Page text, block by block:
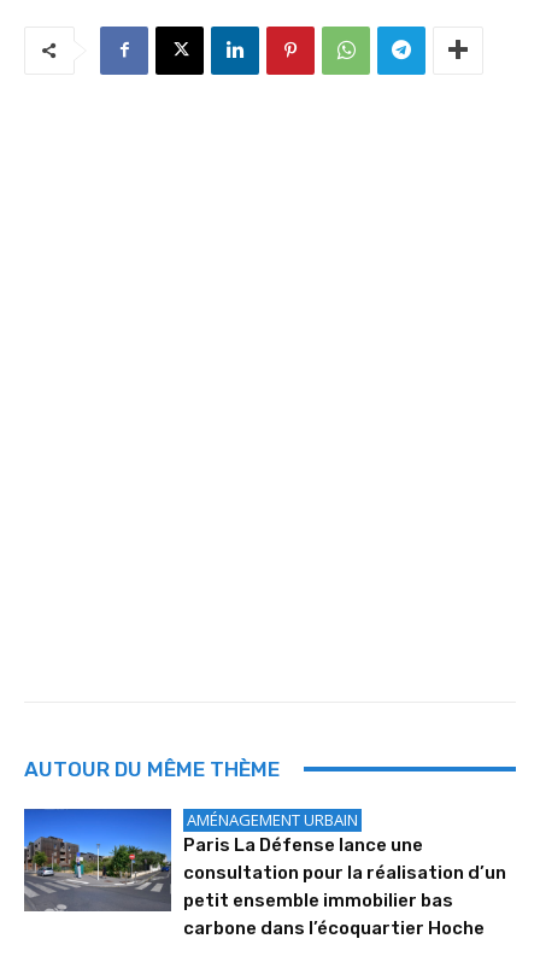
AUTOUR DU MÊME THÈME
AMÉNAGEMENT URBAIN
Paris La Défense lance une
consultation pour la réalisation d’un
petit ensemble immobilier bas
carbone dans l’écoquartier Hoche